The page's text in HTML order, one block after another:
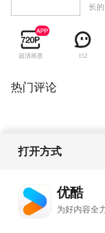
长
城
慕
来
超清画质 152
热门评论
打开方式
优酷
为好内容全